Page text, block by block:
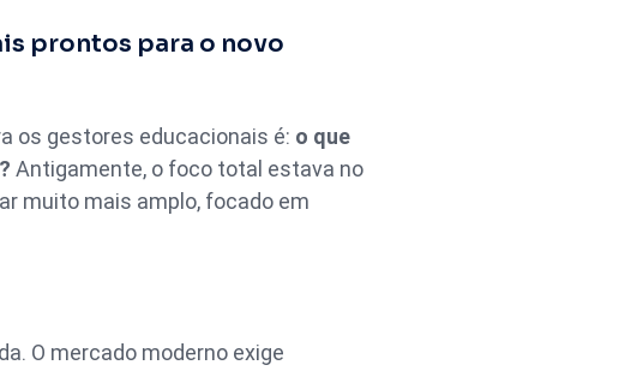
prontos para o novo
os gestores educacionais é: o que
Antigamente, o foco total estava no
muito mais amplo, focado em
O mercado moderno exige